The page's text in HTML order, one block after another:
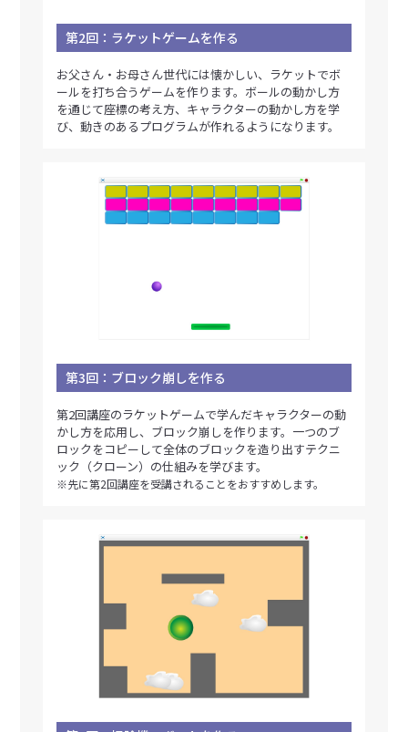
第2回：ラケットゲームを作る
お父さん・お母さん世代には懐かしい、ラケットでボ
ールを打ち合うゲームを作ります。ボールの動かし方
を通じて座標の考え方、キャラクターの動かし方を学
び、動きのあるプログラムが作れるようになります。
第3回：ブロック崩しを作る
第2回講座のラケットゲームで学んだキャラクターの動
かし方を応用し、ブロック崩しを作ります。一つのブ
ロックをコピーして全体のブロックを造り出すテクニ
ック（クローン）の仕組みを学びます。
※先に第2回講座を受講されることをおすすめします。